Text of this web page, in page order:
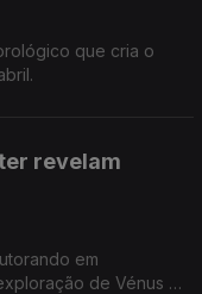
que cria o
revelam
em
de Vénus e